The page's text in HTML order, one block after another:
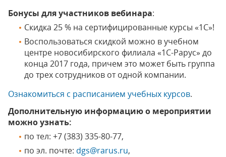
Бонусы для участников вебинара:
Скидка 25 % на сертифицированные курсы «1С»!
Воспользоваться скидкой можно в учебном
центре новосибирского филиала «1С-Рарус» до
конца 2017 года, причем это может быть группа
до трех сотрудников от одной компании.
Ознакомиться с расписанием учебных курсов.
Дополнительную информацию о мероприятии
можно узнать:
по тел: +7 (383) 335-80-77,
по эл. почте: dgs@rarus.ru,